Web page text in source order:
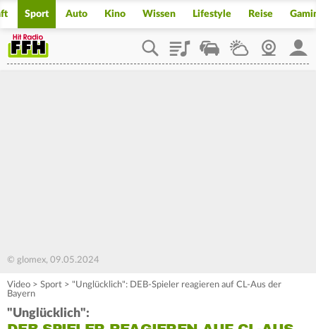
Sport Auto Kino Wissen Lifestyle Reise
PlaylistStaupilotWetterWebcam
© glomex, 09.05.2024
Video > Sport > "Unglücklich": DEB-Spieler reagieren auf CL-Aus der
Bayern
"Unglücklich":